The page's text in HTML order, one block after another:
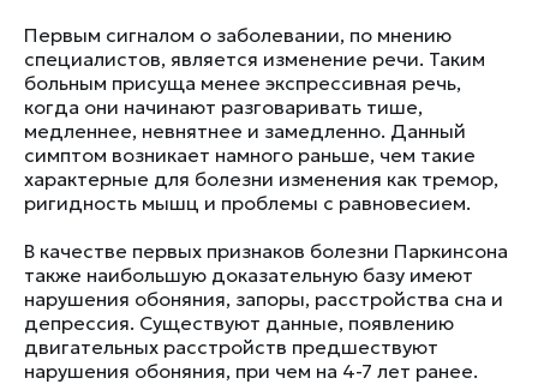
Первым сигналом о заболевании, по мнению
специалистов, является изменение речи. Таким
больным присуща менее экспрессивная речь,
когда они начинают разговаривать тише,
медленнее, невнятнее и замедленно. Данный
симптом возникает намного раньше, чем такие
характерные для болезни изменения как тремор,
ригидность мышц и проблемы с равновесием.
В качестве первых признаков болезни Паркинсона
также наибольшую доказательную базу имеют
нарушения обоняния, запоры, расстройства сна и
депрессия. Существуют данные, появлению
двигательных расстройств предшествуют
нарушения обоняния, при чем на 4-7 лет ранее.